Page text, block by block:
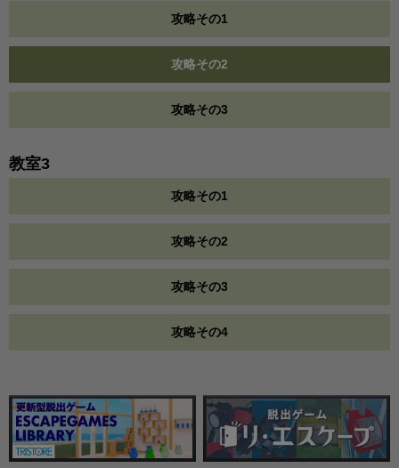
攻略その1
攻略その2
攻略その3
教室3
攻略その1
攻略その2
攻略その3
攻略その4